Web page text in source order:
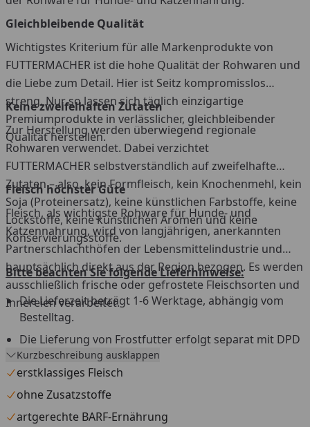
Gleichbleibende Qualität
Wichtigstes Kriterium für alle Markenprodukte von
FUTTERMACHER ist die hohe Qualität der Rohwaren und
die Liebe zum Detail. Hier ist Seitz kompromisslos
streng. Nur so lassen sich täglich einzigartige
Premiumprodukte in verlässlicher, gleichbleibender
Qualität herstellen.
Keine zweifelhaften Zutaten
Zur Herstellung werden überwiegend regionale
Rohwaren verwendet. Dabei verzichtet
FUTTERMACHER selbstverständlich auf zweifelhafte
Zutaten – also, kein Formfleisch, kein Knochenmehl, kein
Soja (Proteinersatz), keine künstlichen Farbstoffe, keine
Lockstoffe, keine künstlichen Aromen und keine
Konservierungsstoffe.
Fleisch höchster Güte
Fleisch, als wichtigste Rohware für Hunde- und
Katzennahrung, wird von langjährigen, anerkannten
Partnerschlachthöfen der Lebensmittelindustrie und
hauptsächlich direkt aus der Region bezogen. Es werden
ausschließlich frische oder gefrostete Fleischsorten und
Innereien verarbeitet.
Bitte beachten Sie folgende Lieferhinweise:
Die Lieferzeit beträgt 1-6 Werktage, abhängig vom
Bestelltag.
Die Lieferung von Frostfutter erfolgt separat mit DPD
aus einem Tiefkühllager.
Versandtage sind Montag bis Mittwoch, außer an
Feiertagen.
Versand nur innerhalb Deutschland und Österreich.
Kurzbeschreibung ausklappen
erstklassiges Fleisch
ohne Zusatzstoffe
artgerechte BARF-Ernährung